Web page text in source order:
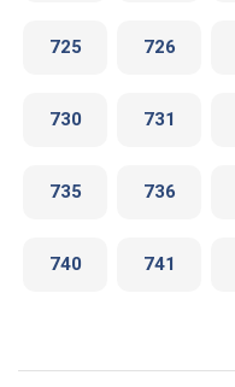
725 726
730 731
735 736
740 741